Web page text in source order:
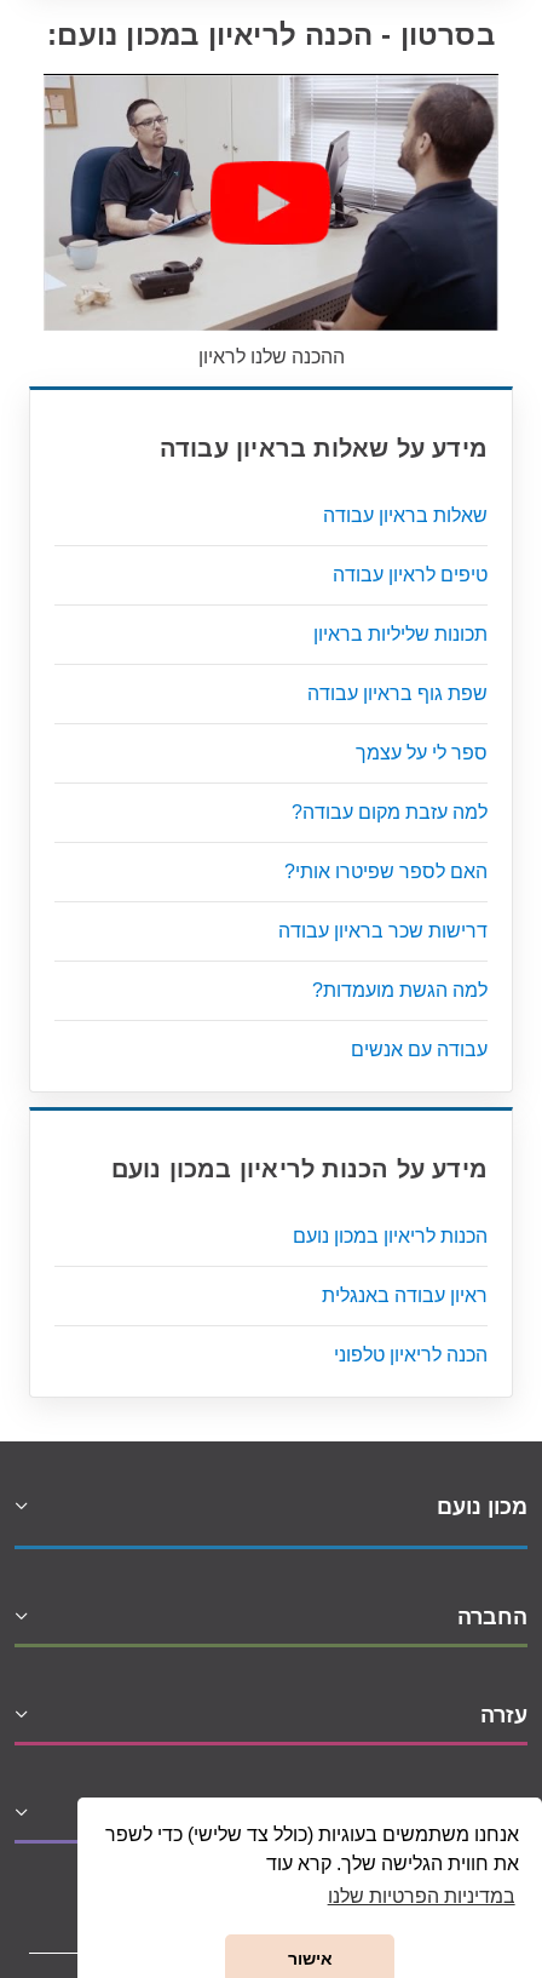
אנחנו משתמשים בעוגיות (כולל צד שלישי) כדי לשפר
את חווית הגלישה שלך. קרא עוד
במדיניות הפרטיות שלנו
אישור
בסרטון - הכנה לריאיון במכון נועם:
ההכנה שלנו לראיון
מידע על שאלות בראיון עבודה
שאלות בראיון עבודה
טיפים לראיון עבודה
תכונות שליליות בראיון
שפת גוף בראיון עבודה
ספר לי על עצמך
למה עזבת מקום עבודה?
האם לספר שפיטרו אותי?
דרישות שכר בראיון עבודה
למה הגשת מועמדות?
עבודה עם אנשים
מידע על הכנות לריאיון במכון נועם
הכנות לריאיון במכון נועם
ראיון עבודה באנגלית
הכנה לריאיון טלפוני
מכון נועם
החברה
עזרה